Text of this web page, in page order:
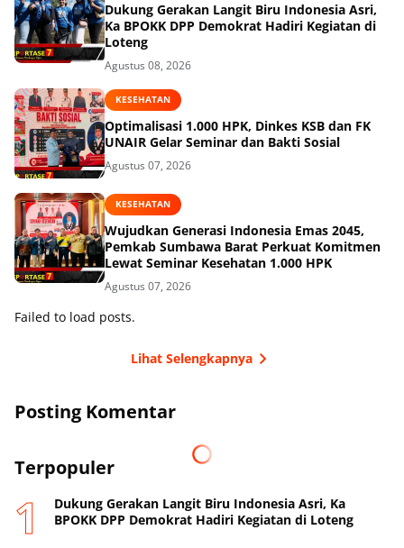
Dukung Gerakan Langit Biru Indonesia Asri,
Ka BPOKK DPP Demokrat Hadiri Kegiatan di
Loteng
Agustus 08, 2026
KESEHATAN
Optimalisasi 1.000 HPK, Dinkes KSB dan FK
UNAIR Gelar Seminar dan Bakti Sosial
Agustus 07, 2026
KESEHATAN
Wujudkan Generasi Indonesia Emas 2045,
Pemkab Sumbawa Barat Perkuat Komitmen
Lewat Seminar Kesehatan 1.000 HPK
Agustus 07, 2026
Failed to load posts.
Lihat Selengkapnya
Posting Komentar
Terpopuler
Dukung Gerakan Langit Biru Indonesia Asri, Ka
BPOKK DPP Demokrat Hadiri Kegiatan di Loteng